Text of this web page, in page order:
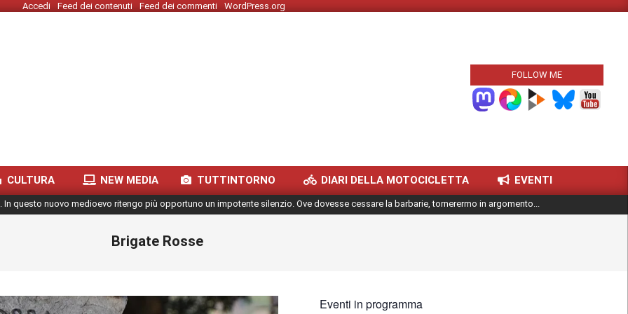
Accedi Feed dei contenuti Feed dei commenti WordPress.org
FOLLOW ME
CULTURA NEW MEDIA TUTTINTORNO DIARI DELLA MOTOCICLETTA EVENTI
questo nuovo medioevo ritengo più opportuno un impotente silenzio. Ove dovesse cessare la barbarie, tornerermo in argomento...
Brigate Rosse
Eventi in programma